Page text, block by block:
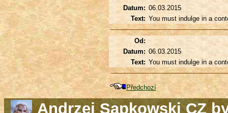
Datum: 06.03.2015
Text: You must indulge in a
Od:
Datum: 06.03.2015
Text: You must indulge in a
Předchozí
Andrzej Sapkowski CZ